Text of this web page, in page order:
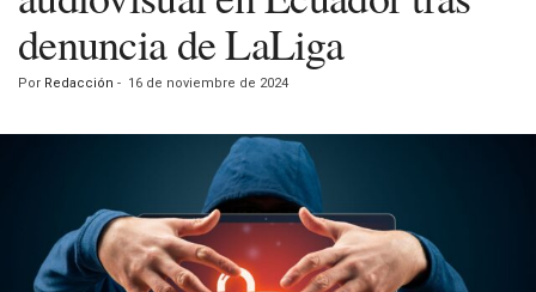
denuncia de LaLiga
Por Redacción - 16 de noviembre de 2024